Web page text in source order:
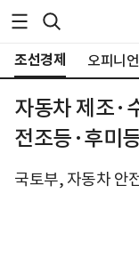
조선경제 오피니언
자동차 제조·
전조등·후미
국토부, 자동차 안